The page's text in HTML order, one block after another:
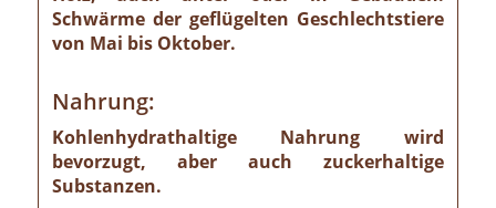
Schwärme der geflügelten Geschlechtstiere
von Mai bis Oktober.
Nahrung:
Kohlenhydrathaltige Nahrung wird
bevorzugt, aber auch zuckerhaltige
Substanzen.